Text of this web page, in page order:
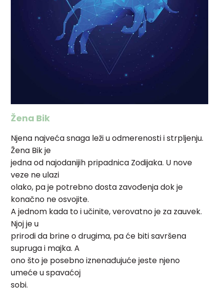
Žena Bik
Njena najveća snaga leži u odmerenosti i strpljenju.
Žena Bik je
jedna od najodanijih pripadnica Zodijaka. U nove
veze ne ulazi
olako, pa je potrebno dosta zavođenja dok je
konačno ne osvojite.
A jednom kada to i učinite, verovatno je za zauvek.
Njoj je u
prirodi da brine o drugima, pa će biti savršena
supruga i majka. A
ono što je posebno iznenađujuće jeste njeno
umeće u spavaćoj
sobi.